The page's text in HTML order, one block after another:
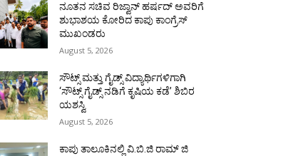
ನೂತನ ಸಚಿವ ರಿಜ್ವಾನ್ ಹರ್ಷದ್ ಅವರಿಗೆ
ಶುಭಾಶಯ ಕೋರಿದ ಕಾಪು ಕಾಂಗ್ರೆಸ್
ಮುಖಂಡರು
August 5, 2026
ಸೌಟ್ಸ್ ಮತ್ತು ಗೈಡ್ಸ್ ವಿದ್ಯಾರ್ಥಿಗಳಿಗಾಗಿ
‘ಸೌಟ್ಸ್ ಗೈಡ್ಸ್ ನಡಿಗೆ ಕೃಷಿಯ ಕಡೆ’ ಶಿಬಿರ
ಯಶಸ್ವಿ
August 5, 2026
ಕಾಪು ತಾಲೂಕಿನಲ್ಲಿ ವಿ.ಬಿ.ಜಿ ರಾಮ್ ಜಿ